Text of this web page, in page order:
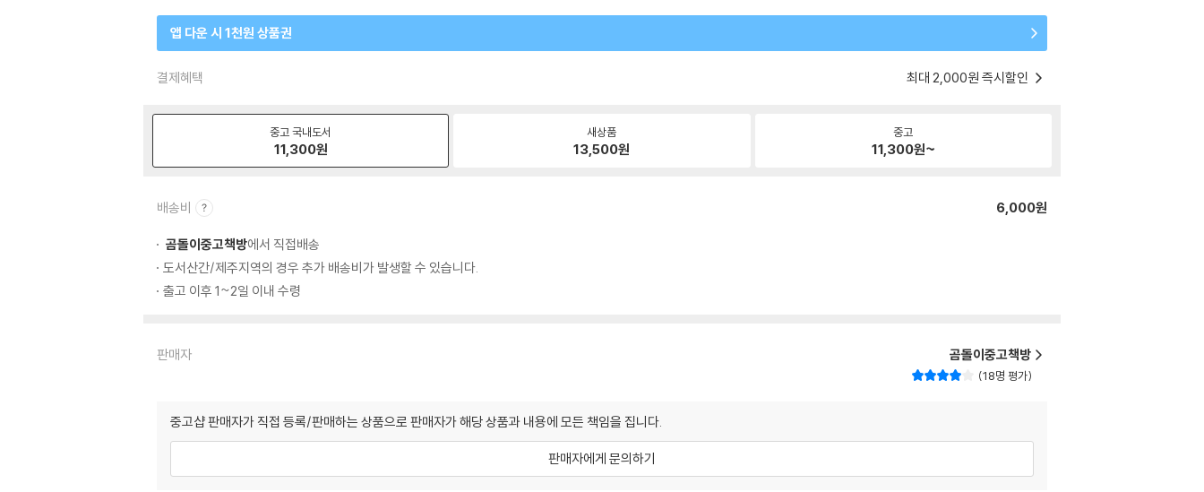
앱 다운 시 1천원 상품권
결제혜택 최대 2,000원 즉시할인
중고 국내도서
11,300원
새상품
13,500원
중고
11,300원~
배송비 6,000원
곰돌이중고책방에서 직접배송
도서산간/제주지역의 경우 추가 배송비가 발생할 수 있습니다.
출고 이후 1~2일 이내 수령
판매자 곰돌이중고책방
18명 평가
중고샵 판매자가 직접 등록/판매하는 상품으로 판매자가 해당 상품과 내용에 모든 책임을 집니다.
판매자에게 문의하기